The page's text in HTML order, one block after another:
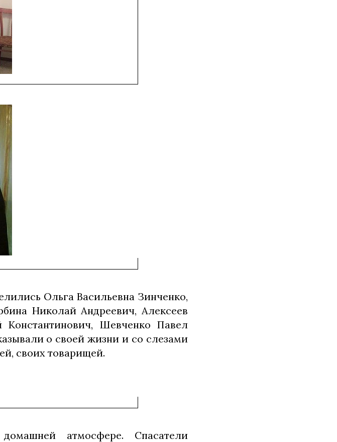
Ольга Васильевна Зинченко,
Николай Андреевич, Алексеев
Шевченко Павел
о своей жизни и со слезами
своих товарищей.
атмосфере. Спасатели